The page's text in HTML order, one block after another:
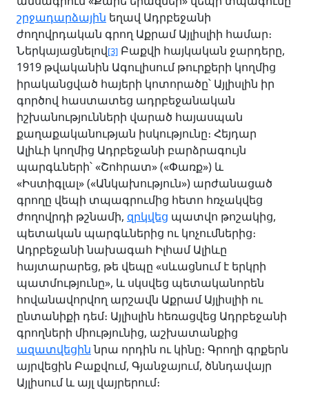
շրջադարձային եղավ Ադրբեջանի
ժողովրդական գրող Աքրամ Այլիսլիի համար։
Ներկայացնելով[3] Բաքվի հայկական ջարդերը,
1919 թվականին Ագուլիսում թուրքերի կողմից
իրականցված հայերի կոտորածը՝ Այլիսլին իր
գործով հաստատեց ադրբեջանական
իշխանությունների վարած հայասպան
քաղաքականության իսկությունը։ Հեյդար
Ալիևի կողմից Ադրբեջանի բարձրագույն
պարգևների՝ «Շոհրատ» («Փառք») և
«Իստիգլալ» («Անկախություն») արժանացած
գրողը վեպի տպագրումից հետո հռչակվեց
ժողովրդի թշնամի, զրկվեց պատվո թոշակից,
պետական պարգևներից ու կոչումներից։
Ադրբեջանի նախագահ Իլհամ Ալիևը
հայտարարեց, թե վեպը «սևացնում է երկրի
պատմությունը», և սկսվեց պետականորեն
հովանավորվող արշավն Աքրամ Այլիսլիի ու
ընտանիքի դեմ։ Այլիսլին հեռացվեց Ադրբեջանի
գրողների միությունից, աշխատանքից
ազատվեցիննրա որդին ու կինը։ Գրողի գրքերն
այրվեցին Բաքվում, Գյանջայում, ծննդավայր
Այլիսում և այլ վայրերում։